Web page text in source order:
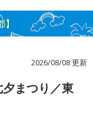
2026/08/08 更新
まつり／東